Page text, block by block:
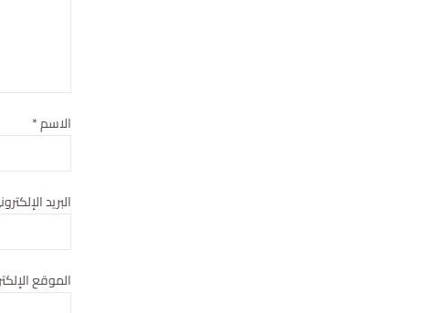
الاسم*
البريد
الموقع